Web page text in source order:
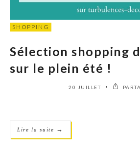
SHOPPING
Sélection shopping
sur le plein été !
20 JUILLET
Lire la suite →